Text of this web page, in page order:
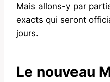
Mais allons-y par
exacts qui seront
jours.
Le nouveau